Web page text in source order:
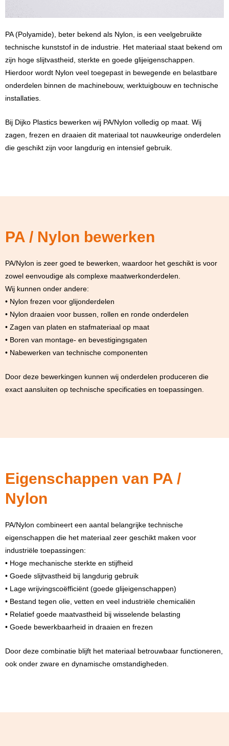
PA (Polyamide), beter bekend als Nylon, is een veelgebruikte
technische kunststof in de industrie. Het materiaal staat bekend om
zijn hoge slijtvastheid, sterkte en goede glijeigenschappen.
Hierdoor wordt Nylon veel toegepast in bewegende en belastbare
onderdelen binnen de machinebouw, werktuigbouw en technische
installaties.
Bij Dijko Plastics bewerken wij PA/Nylon volledig op maat. Wij
zagen, frezen en draaien dit materiaal tot nauwkeurige onderdelen
die geschikt zijn voor langdurig en intensief gebruik.
PA / Nylon bewerken
PA/Nylon is zeer goed te bewerken, waardoor het geschikt is voor
zowel eenvoudige als complexe maatwerkonderdelen.
Wij kunnen onder andere:
• Nylon frezen voor glijonderdelen
• Nylon draaien voor bussen, rollen en ronde onderdelen
• Zagen van platen en stafmateriaal op maat
• Boren van montage- en bevestigingsgaten
• Nabewerken van technische componenten
Door deze bewerkingen kunnen wij onderdelen produceren die
exact aansluiten op technische specificaties en toepassingen.
Eigenschappen van PA /
Nylon
PA/Nylon combineert een aantal belangrijke technische
eigenschappen die het materiaal zeer geschikt maken voor
industriële toepassingen:
• Hoge mechanische sterkte en stijfheid
• Goede slijtvastheid bij langdurig gebruik
• Lage wrijvingscoëfficiënt (goede glijeigenschappen)
• Bestand tegen olie, vetten en veel industriële chemicaliën
• Relatief goede maatvastheid bij wisselende belasting
• Goede bewerkbaarheid in draaien en frezen
Door deze combinatie blijft het materiaal betrouwbaar functioneren,
ook onder zware en dynamische omstandigheden.